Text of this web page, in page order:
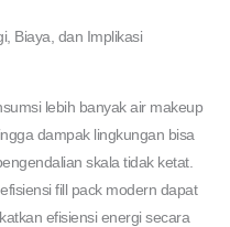
Biaya, dan Implikasi
lebih banyak air makeup
dampak lingkungan bisa
skala tidak ketat.
fill pack modern dapat
efisiensi energi secara